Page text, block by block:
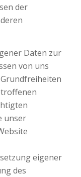
der
Daten zur
von uns
unser
eigener
des